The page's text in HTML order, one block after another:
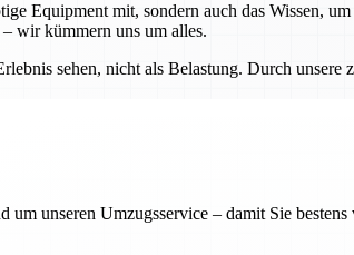
Equipment mit, sondern auch das Wissen,
wir kümmern uns um alles.
sehen, nicht als Belastung. Durch
unseren Umzugsservice – damit Sie bestens